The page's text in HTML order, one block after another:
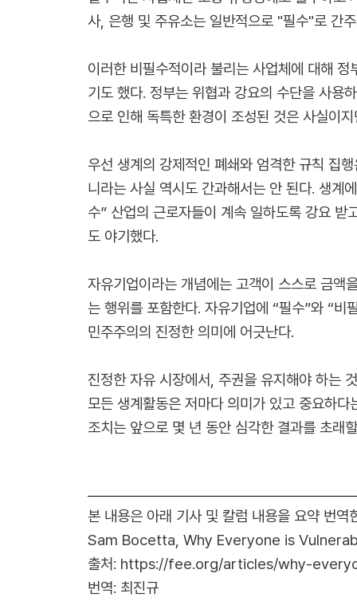
사, 은행 및 주유소는 일반적으로 "필수"로 간
이러한 비필수적이라 불리는 사업체에 대해
기도 했다. 정부는 위협과 강요의 수단을 사용
으로 인해 독특한 환경이 조성된 것은 사실이
우선 생계의 강제적인 폐쇄와 엄격한 규칙 집
니라는 사실 역시도 간과해서는 안 된다. 생계
수” 산업의 근로자들이 계속 일하도록 강요
도 야기했다.
자유기업이라는 개념에는 고객이 스스로 금액
는 행위를 포함한다. 자유기업에 “필수”와 “
민주주의의 진정한 의미에 어긋난다.
진정한 자유 시장에서, 주권을 유지해야 하는
모든 생계활동은 저마다 의미가 있고 중요하
조치는 앞으로 몇 년 동안 심각한 결과를 초래
본 내용은 아래 기사 및 칼럼 내용을 요약 번역
Sam Bocetta, Why Everyone is
출처: https://fee.org/articles/why-
번역: 최진규